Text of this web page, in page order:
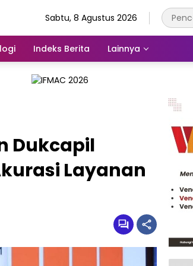
Sabtu, 8 Agustus 2026
Indeks Berita Lainnya
Dukcapil
Layanan